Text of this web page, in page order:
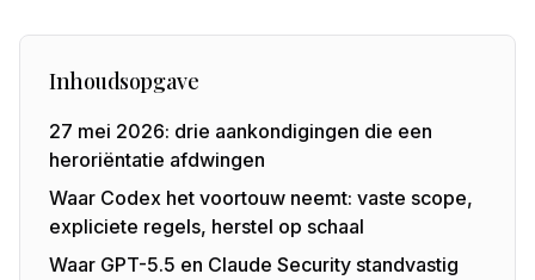
Inhoudsopgave
27 mei 2026: drie aankondigingen die een
heroriëntatie afdwingen
Waar Codex het voortouw neemt: vaste scope,
expliciete regels, herstel op schaal
Waar GPT-5.5 en Claude Security standvastig